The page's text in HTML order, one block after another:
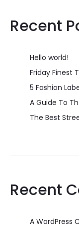
Recent
Hello world!
Friday Finest
5 Fashion
A Guide To
The Best
Recent
A WordPress